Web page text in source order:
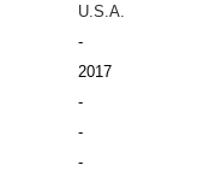
U.S.A.
-
2017
-
-
-